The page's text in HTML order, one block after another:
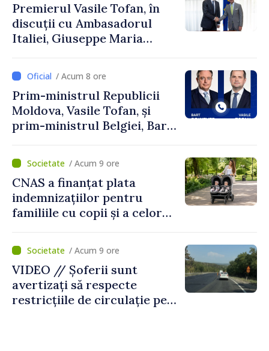
Premierul Vasile Tofan, în
discuții cu Ambasadorul
Italiei, Giuseppe Maria
/ Acum 8 ore
Prim-ministrul Republicii
Moldova, Vasile Tofan, și
prim-ministrul Belgiei, Bart
despre parcursul european
al Republicii Moldova.
/ Acum 9 ore
CNAS a finanțat plata
indemnizațiilor pentru
familiile cu copii și a celor
temporară de muncă
/ Acum 9 ore
VIDEO // Șoferii sunt
avertizați să respecte
restricțiile de circulație pe